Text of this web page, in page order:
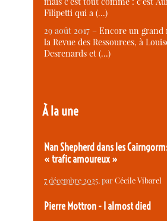
Filipetti qui a (…)
29 août 2017 –Encore un grand
la Revue des Ressources, à
Desrenards et (…)
À la une
Nan Shepherd dans les
« trafic amoureux »
7 décembre 2025, parCécile Vibarel
Pierre Mottron - I almost died